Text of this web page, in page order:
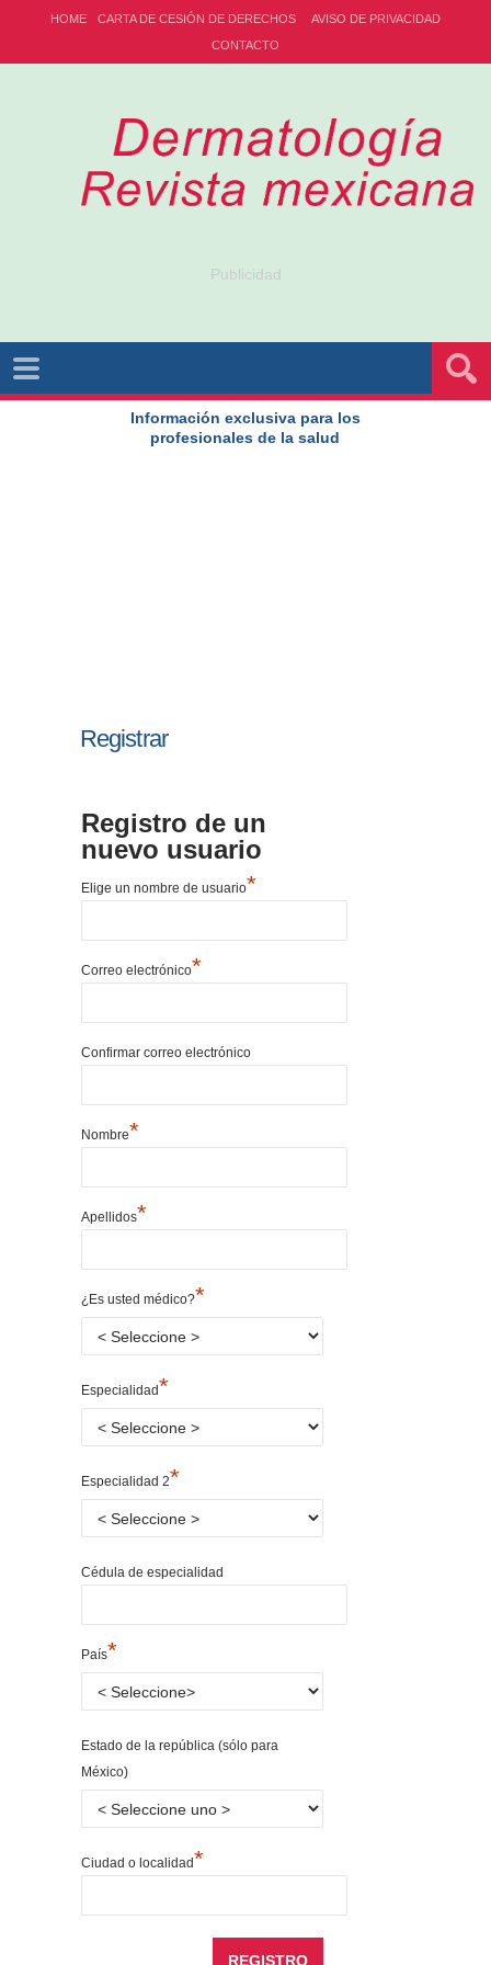
HOME CARTA DE CESIÓN DE DERECHOS
AVISO DE PRIVACIDAD
CONTACTO
Publicidad
Información exclusiva para los
profesionales de la salud
Registrar
Registro de un
nuevo usuario
Elige un nombre de usuario*
Correo electrónico*
Confirmar correo electrónico
Nombre*
Apellidos*
¿Es usted médico?*
Especialidad*
Especialidad 2*
Cédula de especialidad
País*
Estado de la república (sólo para
México)
Ciudad o localidad*